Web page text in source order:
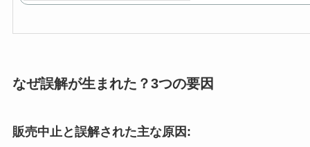
なぜ誤解が生まれた？3つの要因
販売中止と誤解された主な原因: